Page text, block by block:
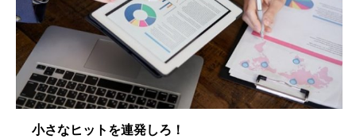
小さなヒットを連発しろ！